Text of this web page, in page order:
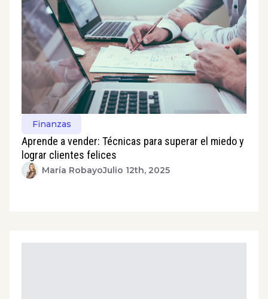
Finanzas
Aprende a vender: Técnicas para superar el miedo y
lograr clientes felices
María RobayoJulio 12th, 2025